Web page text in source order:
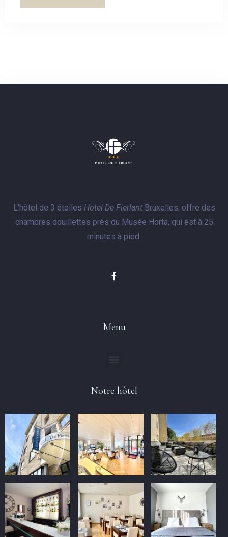
L’hôtel de 3 étoiles Hotel De FierlantBruxelles, offre des
chambres douillettes près du Musée Horta, qui est à 25
minutes à pied.
Menu
Notre hôtel